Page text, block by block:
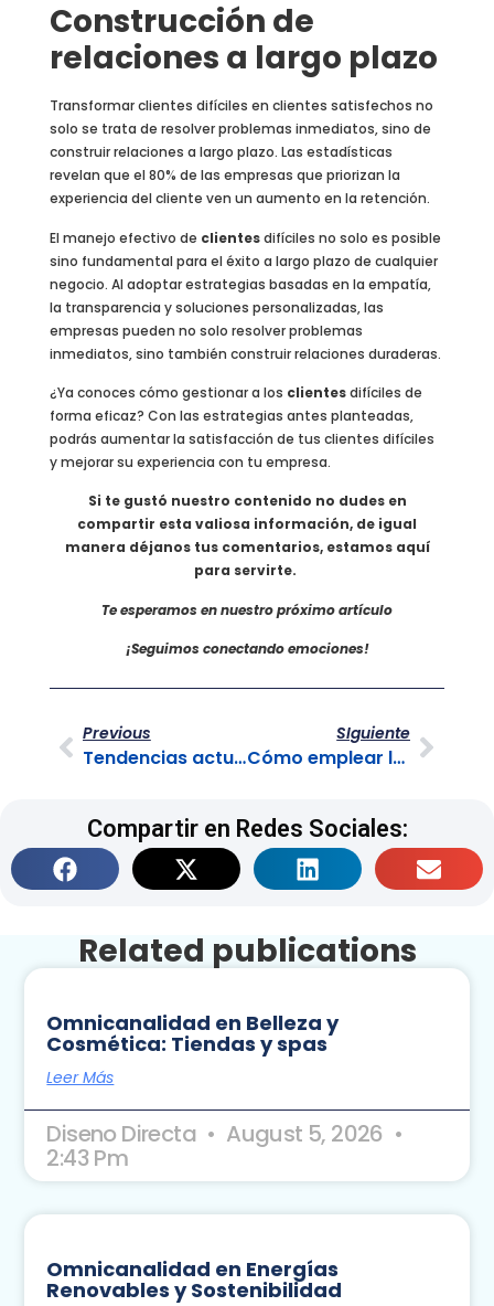
Construcción de
relaciones a largo plazo
Transformar clientes difíciles en clientes satisfechos no
solo se trata de resolver problemas inmediatos, sino de
construir relaciones a largo plazo. Las estadísticas
revelan que el 80% de las empresas que priorizan la
experiencia del cliente ven un aumento en la retención.
El manejo efectivo de clientesdifíciles no solo es posible
sino fundamental para el éxito a largo plazo de cualquier
negocio. Al adoptar estrategias basadas en la empatía,
la transparencia y soluciones personalizadas, las
empresas pueden no solo resolver problemas
inmediatos, sino también construir relaciones duraderas.
¿Ya conoces cómo gestionar a los clientesdifíciles de
forma eficaz? Con las estrategias antes planteadas,
podrás aumentar la satisfacción de tus clientes difíciles
y mejorar su experiencia con tu empresa.
Si te gustó nuestro contenido no dudes en
compartir esta valiosa información, de igual
manera déjanos tus comentarios, estamos aquí
para servirte.
Te esperamos en nuestro próximo artículo
¡Seguimos conectando emociones!
Previous
Tendencias actuales en atención al cliente y cómo adaptarte a ellas
SIguiente
Cómo emplear la inteligencia artificial para mejorar la atención al cliente
Compartir en Redes Sociales:
Related publications
Omnicanalidad en Belleza y
Cosmética: Tiendas y spas
Leer Más
Diseno Directa August 5, 2026
2:43 Pm
Omnicanalidad en Energías
Renovables y Sostenibilidad